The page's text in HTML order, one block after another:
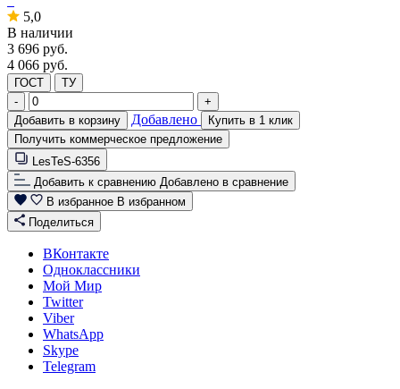
5,0
В наличии
3 696 руб.
4 066 руб.
ГОСТ
ТУ
-
+
Добавить в корзину
Добавлено
Купить в 1 клик
Получить коммерческое предложение
LesTeS-6356
Добавить к сравнению Добавлено в сравнение
В избранное В избранном
Поделиться
ВКонтакте
Одноклассники
Мой Мир
Twitter
Viber
WhatsApp
Skype
Telegram